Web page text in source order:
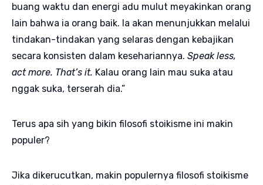
buang waktu dan energi adu mulut meyakinkan orang
lain bahwa ia orang baik. Ia akan menunjukkan melalui
tindakan-tindakan yang selaras dengan kebajikan
secara konsisten dalam kesehariannya. Speak less,
act more. That’s it. Kalau orang lain mau suka atau
nggak suka, terserah dia.”
Terus apa sih yang bikin filosofi stoikisme ini makin
populer?
Jika dikerucutkan, makin populernya filosofi stoikisme